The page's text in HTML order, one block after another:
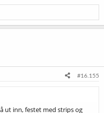
#16.155
ut inn, festet med strips og